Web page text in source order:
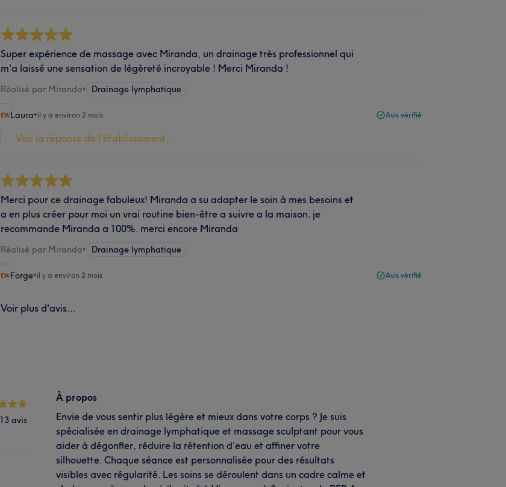
Super expérience de massage avec Miranda, un drainage très professionnel qui
m'a laissé une sensation de légèreté incroyable ! Merci Miranda !
Réalisé par Miranda• Drainage lymphatique
Laura•il y a environ 2 mois Avis vérifié
Voir la réponse de l'établissement...
Merci pour ce drainage fabuleux! Miranda a su adapter le soin à mes besoins et
a en plus créer pour moi un vrai routine bien-être a suivre a la maison. je
recommande Miranda a 100%. merci encore Miranda
Réalisé par Miranda• Drainage lymphatique
Forge•il y a environ 2 mois Avis vérifié
Voir plus d'avis...
13 avis
À propos
Envie de vous sentir plus légère et mieux dans votre corps ? Je suis
spécialisée en drainage lymphatique et massage sculptant pour vous
aider à dégonfler, réduire la rétention d’eau et affiner votre
silhouette. Chaque séance est personnalisée pour des résultats
visibles avec régularité. Les soins se déroulent dans un cadre calme et